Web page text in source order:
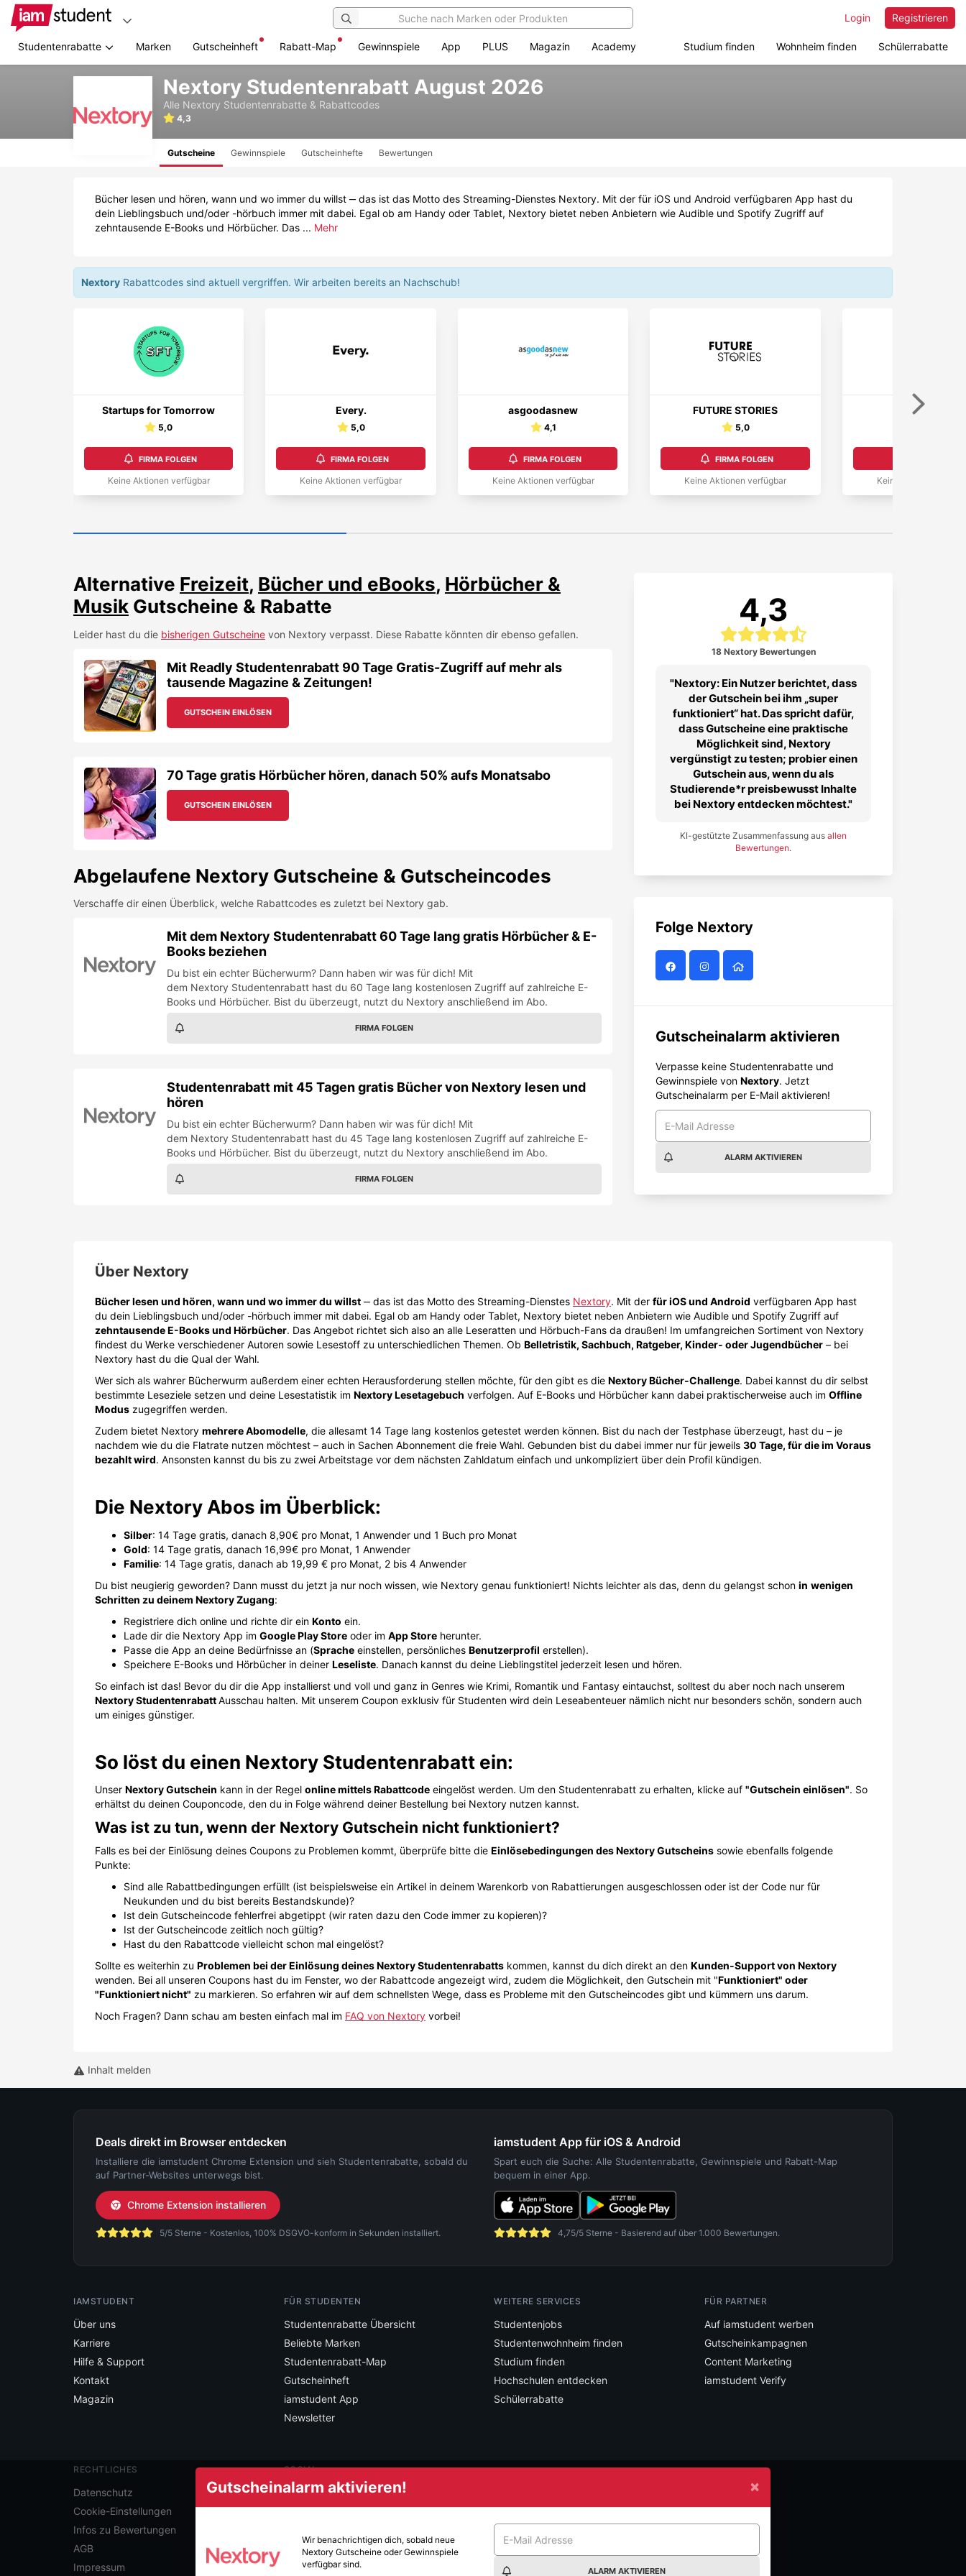
Registrieren
Login
Studentenrabatte Marken Gutscheinheft Rabatt-Map Gewinnspiele App PLUS Magazin Academy Studium finden Wohnheim finden Schülerrabatte
Nextory Studentenrabatt August 2026
Alle Nextory Studentenrabatte & Rabattcodes
4,3
Gutscheine Gewinnspiele Gutscheinhefte Bewertungen
Bücher lesen und hören, wann und wo immer du willst ‒ das ist das Motto des Streaming-Dienstes Nextory. Mit der für iOS und Android verfügbaren App hast du
dein Lieblingsbuch und/oder -hörbuch immer mit dabei. Egal ob am Handy oder Tablet, Nextory bietet neben Anbietern wie Audible und Spotify Zugriff auf
zehntausende E-Books und Hörbücher. Das ... Mehr
Nextory Rabattcodes sind aktuell vergriffen. Wir arbeiten bereits an Nachschub!
Startups for Tomorrow
5,0
FIRMA FOLGEN
Keine Aktionen verfügbar
Every.
5,0
FIRMA FOLGEN
Keine Aktionen verfügbar
asgoodasnew
4,1
FIRMA FOLGEN
Keine Aktionen verfügbar
FUTURE STORIES
5,0
FIRMA FOLGEN
Keine Aktionen verfügbar
Xtorm
Keine Aktionen
Alternative Freizeit, Bücher und eBooks, Hörbücher &
Musik Gutscheine & Rabatte
Leider hast du die bisherigen Gutscheine von Nextory verpasst. Diese Rabatte könnten dir ebenso gefallen.
Mit Readly Studentenrabatt 90 Tage Gratis-Zugriff auf mehr als
tausende Magazine & Zeitungen!
GUTSCHEIN EINLÖSEN
70 Tage gratis Hörbücher hören, danach 50% aufs Monatsabo
GUTSCHEIN EINLÖSEN
Abgelaufene Nextory Gutscheine & Gutscheincodes
Verschaffe dir einen Überblick, welche Rabattcodes es zuletzt bei Nextory gab.
Mit dem Nextory Studentenrabatt 60 Tage lang gratis Hörbücher & E-
Books beziehen
Du bist ein echter Bücherwurm? Dann haben wir was für dich! Mit
dem Nextory Studentenrabatt hast du 60 Tage lang kostenlosen Zugriff auf zahlreiche E-
Books und Hörbücher. Bist du überzeugt, nutzt du Nextory anschließend im Abo.
FIRMA FOLGEN
Studentenrabatt mit 45 Tagen gratis Bücher von Nextory lesen und
hören
Du bist ein echter Bücherwurm? Dann haben wir was für dich! Mit
dem Nextory Studentenrabatt hast du 45 Tage lang kostenlosen Zugriff auf zahlreiche E-
Books und Hörbücher. Bist du überzeugt, nutzt du Nextory anschließend im Abo.
FIRMA FOLGEN
4,3
18 Nextory Bewertungen
Nextory: Ein Nutzer berichtet, dass
der Gutschein bei ihm „super
funktioniert“ hat. Das spricht dafür,
dass Gutscheine eine praktische
Möglichkeit sind, Nextory
vergünstigt zu testen; probier einen
Gutschein aus, wenn du als
Studierende*r preisbewusst Inhalte
bei Nextory entdecken möchtest.
KI-gestützte Zusammenfassung aus allen
Bewertungen.
Folge Nextory
Gutscheinalarm aktivieren
Verpasse keine Studentenrabatte und
Gewinnspiele von Nextory. Jetzt
Gutscheinalarm per E-Mail aktivieren!
ALARM AKTIVIEREN
×
Gutscheinalarm aktivieren!
Wir benachrichtigen dich, sobald neue
Nextory Gutscheine oder Gewinnspiele
verfügbar sind.
ALARM AKTIVIEREN
Über Nextory
Bücher lesen und hören, wann und wo immer du willst ‒ das ist das Motto des Streaming-Dienstes Nextory. Mit der für iOS und Android verfügbaren App hast
du dein Lieblingsbuch und/oder -hörbuch immer mit dabei. Egal ob am Handy oder Tablet, Nextory bietet neben Anbietern wie Audible und Spotify Zugriff auf
zehntausende E-Books und Hörbücher. Das Angebot richtet sich also an alle Leseratten und Hörbuch-Fans da draußen! Im umfangreichen Sortiment von Nextory
findest du Werke verschiedener Autoren sowie Lesestoff zu unterschiedlichen Themen. Ob Belletristik, Sachbuch, Ratgeber, Kinder- oder Jugendbücher – bei
Nextory hast du die Qual der Wahl.
Wer sich als wahrer Bücherwurm außerdem einer echten Herausforderung stellen möchte, für den gibt es die Nextory Bücher-Challenge. Dabei kannst du dir selbst
bestimmte Leseziele setzen und deine Lesestatistik im Nextory Lesetagebuch verfolgen. Auf E-Books und Hörbücher kann dabei praktischerweise auch im Offline
Modus zugegriffen werden.
Zudem bietet Nextory mehrere Abomodelle, die allesamt 14 Tage lang kostenlos getestet werden können. Bist du nach der Testphase überzeugt, hast du – je
nachdem wie du die Flatrate nutzen möchtest – auch in Sachen Abonnement die freie Wahl. Gebunden bist du dabei immer nur für jeweils 30 Tage, für die im Voraus
bezahlt wird. Ansonsten kannst du bis zu zwei Arbeitstage vor dem nächsten Zahldatum einfach und unkompliziert über dein Profil kündigen.
Die Nextory Abos im Überblick:
Silber: 14 Tage gratis, danach 8,90€ pro Monat, 1 Anwender und 1 Buch pro Monat
Gold: 14 Tage gratis, danach 16,99€ pro Monat, 1 Anwender
Familie: 14 Tage gratis, danach ab 19,99 € pro Monat, 2 bis 4 Anwender
Du bist neugierig geworden? Dann musst du jetzt ja nur noch wissen, wie Nextory genau funktioniert! Nichts leichter als das, denn du gelangst schon in wenigen
Schritten zu deinem Nextory Zugang:
Registriere dich online und richte dir ein Konto ein.
Lade dir die Nextory App im Google Play Store oder im App Store herunter.
Passe die App an deine Bedürfnisse an (Sprache einstellen, persönliches Benutzerprofil erstellen).
Speichere E-Books und Hörbücher in deiner Leseliste. Danach kannst du deine Lieblingstitel jederzeit lesen und hören.
So einfach ist das! Bevor du dir die App installierst und voll und ganz in Genres wie Krimi, Romantik und Fantasy eintauchst, solltest du aber noch nach unserem
Nextory StudentenrabattAusschau halten. Mit unserem Coupon exklusiv für Studenten wird dein Leseabenteuer nämlich nicht nur besonders schön, sondern auch
um einiges günstiger.
So löst du einen Nextory Studentenrabatt ein:
Unser Nextory Gutschein kann in der Regel online mittels Rabattcode eingelöst werden. Um den Studentenrabatt zu erhalten, klicke auf "Gutschein einlösen". So
erhältst du deinen Couponcode, den du in Folge während deiner Bestellung bei Nextory nutzen kannst.
Was ist zu tun, wenn der Nextory Gutschein nicht funktioniert?
Falls es bei der Einlösung deines Coupons zu Problemen kommt, überprüfe bitte die Einlösebedingungen des Nextory Gutscheins sowie ebenfalls folgende
Punkte:
Sind alle Rabattbedingungen erfüllt (ist beispielsweise ein Artikel in deinem Warenkorb von Rabattierungen ausgeschlossen oder ist der Code nur für
Neukunden und du bist bereits Bestandskunde)?
Ist dein Gutscheincode fehlerfrei abgetippt (wir raten dazu den Code immer zu kopieren)?
Ist der Gutscheincode zeitlich noch gültig?
Hast du den Rabattcode vielleicht schon mal eingelöst?
Sollte es weiterhin zu Problemen bei der Einlösung deines Nextory Studentenrabatts kommen, kannst du dich direkt an den Kunden-Support von Nextory
wenden. Bei all unseren Coupons hast du im Fenster, wo der Rabattcode angezeigt wird, zudem die Möglichkeit, den Gutschein mit "Funktioniert" oder
"Funktioniert nicht" zu markieren. So erfahren wir auf dem schnellsten Wege, dass es Probleme mit den Gutscheincodes gibt und kümmern uns darum.
Noch Fragen? Dann schau am besten einfach mal im FAQ von Nextory vorbei!
Inhalt melden
Deals direkt im Browser entdecken
Installiere die iamstudent Chrome Extension und sieh Studentenrabatte, sobald du
auf Partner-Websites unterwegs bist.
Chrome Extension installieren
5/5 Sterne - Kostenlos, 100% DSGVO-konform in Sekunden installiert.
iamstudent App für iOS & Android
Spart euch die Suche: Alle Studentenrabatte, Gewinnspiele und Rabatt-Map
bequem in einer App.
4,75/5 Sterne - Basierend auf über 1.000 Bewertungen.
IAMSTUDENT
Über uns
Karriere
Hilfe & Support
Kontakt
Magazin
FÜR STUDENTEN
Studentenrabatte Übersicht
Beliebte Marken
Studentenrabatt-Map
Gutscheinheft
iamstudent App
Newsletter
WEITERE SERVICES
Studentenjobs
Studentenwohnheim finden
Studium finden
Hochschulen entdecken
Schülerrabatte
FÜR PARTNER
Auf iamstudent werben
Gutscheinkampagnen
Content Marketing
iamstudent Verify
RECHTLICHES
Datenschutz
Cookie-Einstellungen
Infos zu Bewertungen
AGB
Impressum
SOCIAL
Folge iamstudent und verpasse keine Deals mehr.